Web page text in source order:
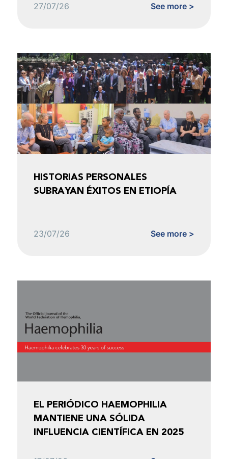
27/07/26 See more >
HISTORIAS PERSONALES
SUBRAYAN ÉXITOS EN ETIOPÍA
23/07/26 See more >
EL PERIÓDICO HAEMOPHILIA
MANTIENE UNA SÓLIDA
INFLUENCIA CIENTÍFICA EN 2025